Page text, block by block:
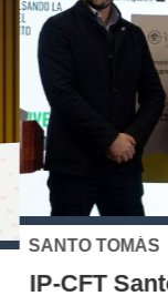
SANTO TOMÁS
IP-CFT